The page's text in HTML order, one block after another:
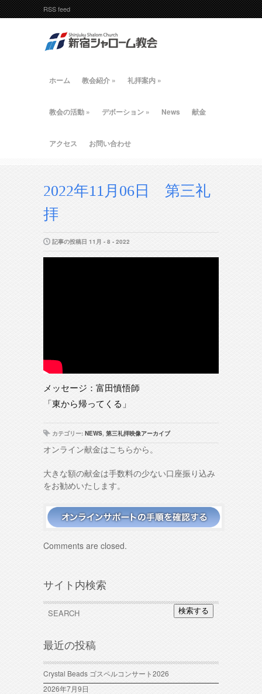
RSS feed
ホーム 教会紹介 » 礼拝案内 »
教会の活動 » デボーション » News 献金
アクセス お問い合わせ
2022年11月06日 第三礼
拝
記事の投稿日 11月 - 8 - 2022
メッセージ：富田慎悟師
「東から帰ってくる」
カテゴリー: NEWS, 第三礼拝映像アーカイブ
オンライン献金はこちらから。
大きな額の献金は手数料の少ない口座振り込み
をお勧めいたします。
Comments are closed.
サイト内検索
検索する
最近の投稿
Crystal Beads ゴスペルコンサート2026
2026年7月9日